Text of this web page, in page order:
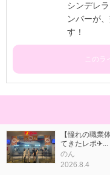
シンデレ
ンバーが
す！
このラ
【憧れの職業
てきたレポ✈...
のん
2026.8.4